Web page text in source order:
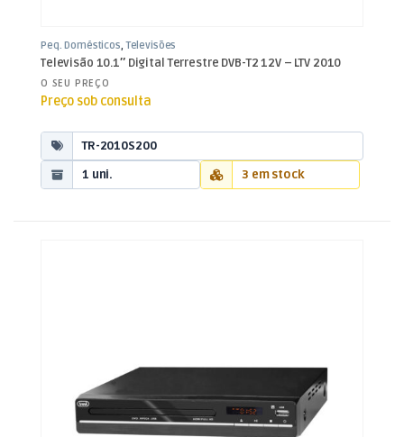
Peq. Domésticos,Televisões
Televisão 10.1″ Digital Terrestre DVB-T2 12V – LTV 2010
O SEU PREÇO
Preço sob consulta
TR-2010S200
1 uni.
3 em stock